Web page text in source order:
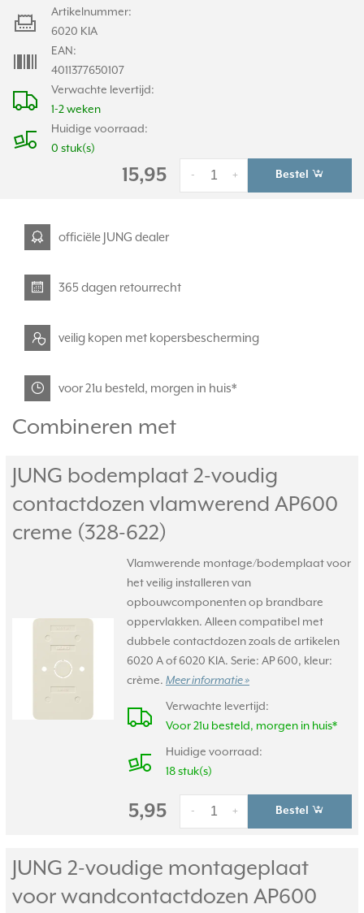
Verwachte levertijd:
1-2 weken
Huidige voorraad:
0 stuk(s)
Artikelnummer:
6020 KIA
EAN:
4011377650107
15,95 +
- Bestel
officiële JUNG dealer
365 dagen retourrecht
veilig kopen met kopersbescherming
voor 21u besteld, morgen in huis*
Combineren met
JUNG bodemplaat 2-voudig
contactdozen vlamwerend AP600
creme (328-622)
Vlamwerende montage/bodemplaat voor
het veilig installeren van
opbouwcomponenten op brandbare
oppervlakken. Alleen compatibel met
dubbele contactdozen zoals de artikelen
6020 A of 6020 KIA. Serie: AP 600, kleur:
crème. Meer informatie »
Verwachte levertijd:
Voor 21u besteld, morgen in huis*
Huidige voorraad:
18 stuk(s)
5,95 +
- Bestel
JUNG 2-voudige montageplaat
voor wandcontactdozen AP600